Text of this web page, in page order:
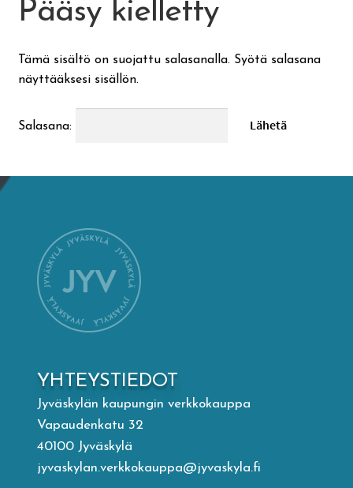
Skeittihalli
Varhaiskasvatus
Ateria- ja välipalamaksut
Kirjasto
Visit Jyvaskyla Region
Lasten Lysti & LystiKylä-festivaali
Ohje
Pääsy kielletty
Tämä sisältö on suojattu salasanalla. Syötä salasana
näyttääksesi sisällön.
Salasana:
YHTEYSTIEDOT
Jyväskylän kaupungin verkkokauppa
Vapaudenkatu 32
40100 Jyväskylä
jyvaskylan.verkkokauppa@jyvaskyla.fi